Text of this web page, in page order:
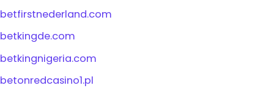
betfirstnederland.com
betkingde.com
betkingnigeria.com
betonredcasino1.pl